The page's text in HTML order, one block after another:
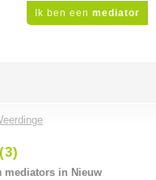
Ik ben een mediator
mediators in Nieuw